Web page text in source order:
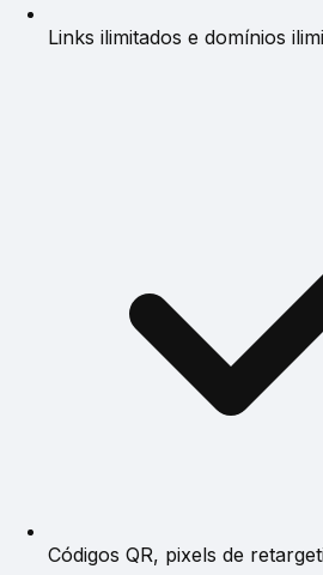
Links ilimitados e domínios
Códigos QR, pixels de